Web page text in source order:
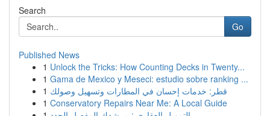
Search
Go
Published News
1 Unlock the Tricks: How Counting Decks in Twenty...
1 Gama de Mexico y Meseci: estudio sobre ranking ...
1 قطر: خدمات إحسان في المطارات وتسهيل وصولك
1 Conservatory Repairs Near Me: A Local Guide